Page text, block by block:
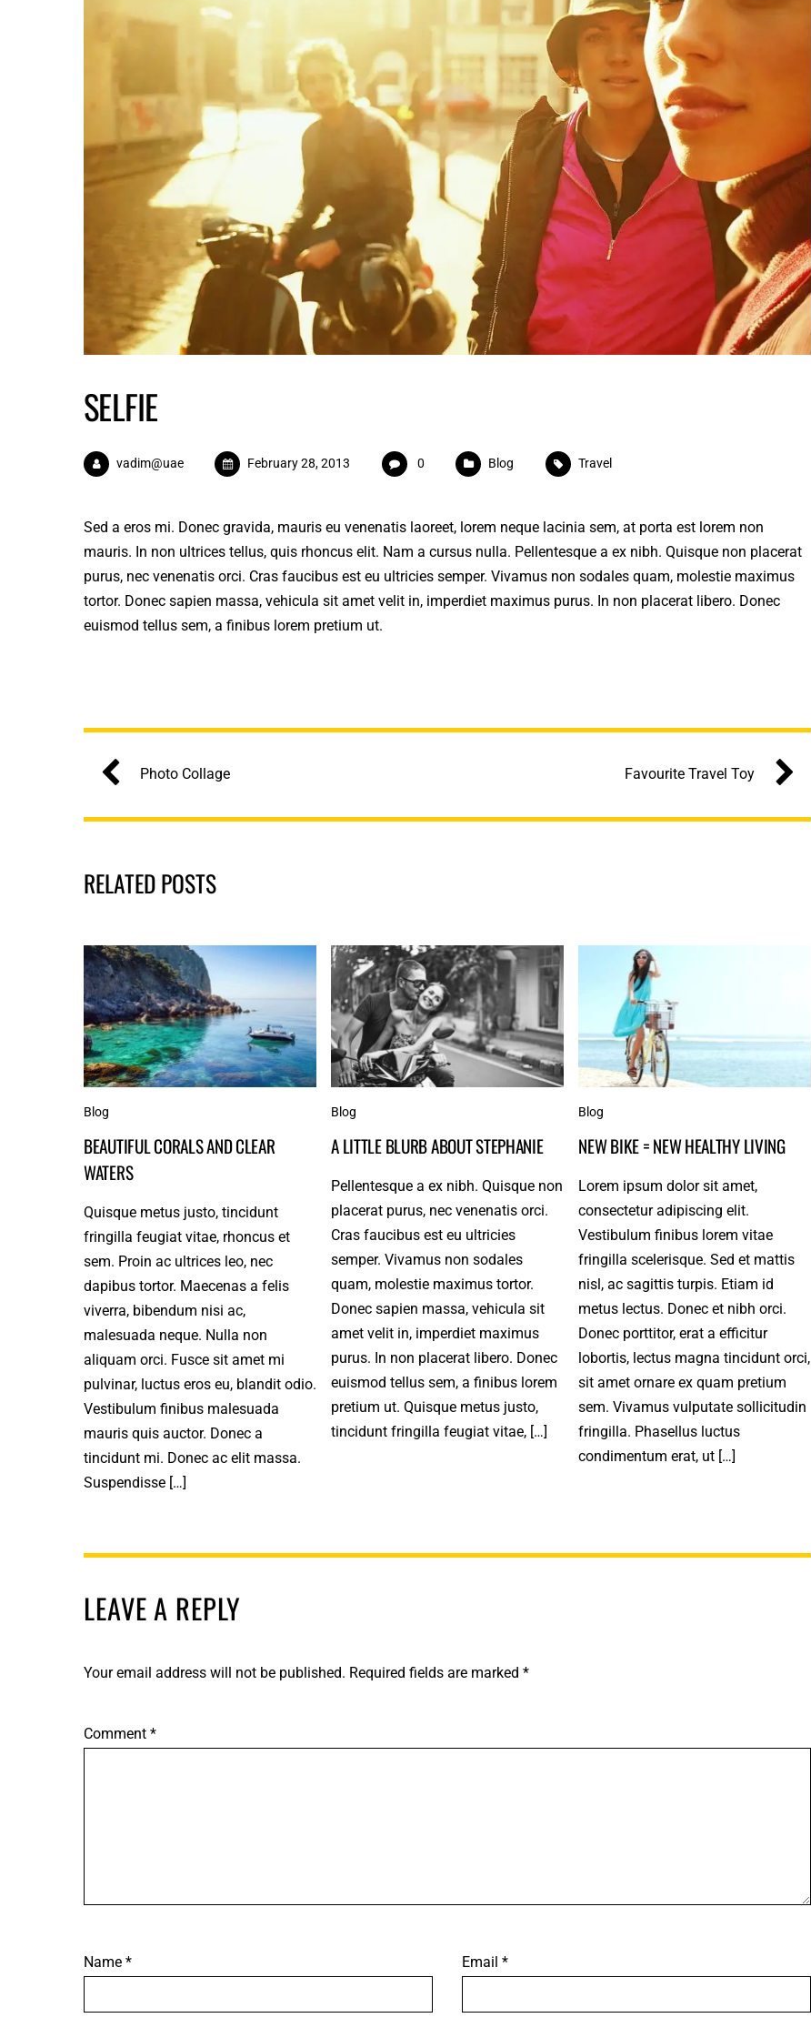
SELFIE
vadim@uae February 28, 2013 0 Blog Travel
Sed a eros mi. Donec gravida, mauris eu venenatis laoreet, lorem neque lacinia sem, at porta est lorem non
mauris. In non ultrices tellus, quis rhoncus elit. Nam a cursus nulla. Pellentesque a ex nibh. Quisque non placerat
purus, nec venenatis orci. Cras faucibus est eu ultricies semper. Vivamus non sodales quam, molestie maximus
tortor. Donec sapien massa, vehicula sit amet velit in, imperdiet maximus purus. In non placerat libero. Donec
euismod tellus sem, a finibus lorem pretium ut.
Photo Collage Favourite Travel Toy
RELATED POSTS
Blog
BEAUTIFUL CORALS AND CLEAR
WATERS
Quisque metus justo, tincidunt
fringilla feugiat vitae, rhoncus et
sem. Proin ac ultrices leo, nec
dapibus tortor. Maecenas a felis
viverra, bibendum nisi ac,
malesuada neque. Nulla non
aliquam orci. Fusce sit amet mi
pulvinar, luctus eros eu, blandit odio.
Vestibulum finibus malesuada
mauris quis auctor. Donec a
tincidunt mi. Donec ac elit massa.
Suspendisse […]
Blog
A LITTLE BLURB ABOUT STEPHANIE
Pellentesque a ex nibh. Quisque non
placerat purus, nec venenatis orci.
Cras faucibus est eu ultricies
semper. Vivamus non sodales
quam, molestie maximus tortor.
Donec sapien massa, vehicula sit
amet velit in, imperdiet maximus
purus. In non placerat libero. Donec
euismod tellus sem, a finibus lorem
pretium ut. Quisque metus justo,
tincidunt fringilla feugiat vitae, […]
Blog
NEW BIKE = NEW HEALTHY LIVING
Lorem ipsum dolor sit amet,
consectetur adipiscing elit.
Vestibulum finibus lorem vitae
fringilla scelerisque. Sed et mattis
nisl, ac sagittis turpis. Etiam id
metus lectus. Donec et nibh orci.
Donec porttitor, erat a efficitur
lobortis, lectus magna tincidunt orci,
sit amet ornare ex quam pretium
sem. Vivamus vulputate sollicitudin
fringilla. Phasellus luctus
condimentum erat, ut […]
LEAVE A REPLY
Your email address will not be published. Required fields are marked *
Comment *
Name * Email*